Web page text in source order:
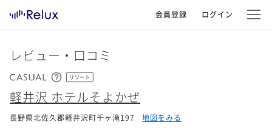
会員登録 ログイン
レビュー・口コミ
リゾート
軽井沢 ホテルそよかぜ
長野県北佐久郡軽井沢町千ヶ滝197 地図をみる